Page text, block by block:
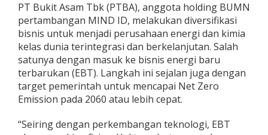
PT Bukit Asam Tbk (PTBA), anggota holding BUMN
pertambangan MIND ID, melakukan diversifikasi
bisnis untuk menjadi perusahaan energi dan kimia
kelas dunia terintegrasi dan berkelanjutan. Salah
satunya dengan masuk ke bisnis energi baru
terbarukan (EBT). Langkah ini sejalan juga dengan
target pemerintah untuk mencapai Net Zero
Emission pada 2060 atau lebih cepat.
“Seiring dengan perkembangan teknologi, EBT